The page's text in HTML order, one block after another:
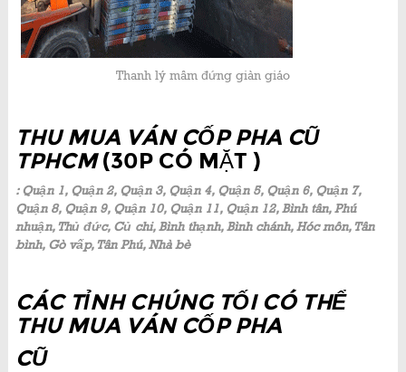
Thanh lý mâm đứng giàn giáo
THU MUA VÁN CỐP PHA CŨ
TPHCM (30P CÓ MẶT )
: Quận 1, Quận 2, Quận 3, Quận 4, Quận 5, Quận 6, Quận 7,
Quận 8, Quận 9, Quận 10, Quận 11, Quận 12, Bình tân, Phú
nhuận, Thủ đức, Củ chi, Bình thạnh, Bình chánh, Hóc môn, Tân
bình, Gò vấp, Tân Phú, Nhà bè
CÁC TỈNH CHÚNG TỐI CÓ THỂ
THU MUA VÁN CỐP PHA
CŨ